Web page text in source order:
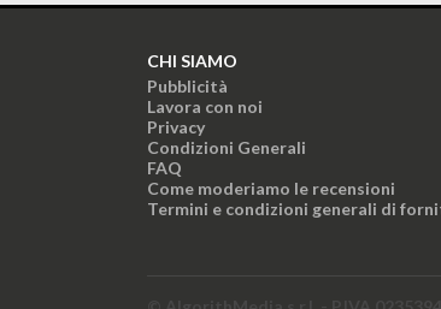
CHI SIAMO
Pubblicità
Lavora con noi
Privacy
Condizioni Generali
FAQ
Come moderiamo le recensioni
Termini e condizioni generali di